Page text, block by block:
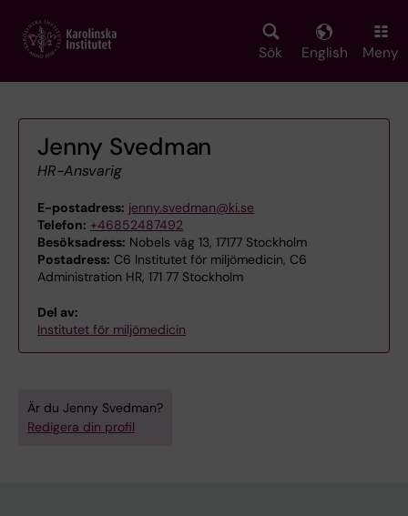
main
Sök English Meny
Jenny Svedman
HR-Ansvarig
E-postadress: jenny.svedman@ki.se
Telefon: +46852487492
Besöksadress: Nobels väg 13, 17177 Stockholm
Postadress: C6 Institutet för miljömedicin, C6
Administration HR, 171 77 Stockholm
Del av:
Institutet för miljömedicin
Är du Jenny Svedman?
Redigera din profil